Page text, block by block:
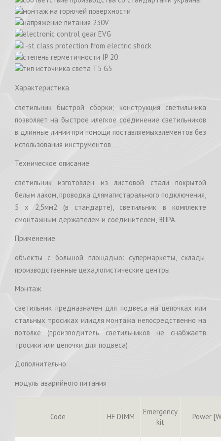
Характеристика
светильник быстрой сборки; конструкция светильника
позволяет на быстрое илегкое соединение светильников
в длинные линии при помощи поставляемыхэлементов без
использования инструментов
Техническое описание
светильник изготовлен из листовой стали покрытой
бeлым лаком, проводка длямагистарального подключения,
5 х 2,5мм2 (в стандарте), светильник в комплекте
смонтажным держателем и соединителем, ЭПРА
Применение
объекты с большой площадью: супермаркеты, склады,
производственные цеха,логистические центры
Монтаж
светильник предназначен для подвеса на цепочках или
стальных тросиках илидля монтажа непосредственно на
потолке (производитель светильников не снабжаетв
тросики или цепочки для подвеса)
Дополнительно
модуль аварийного питания
Code HF DIMM
Emergency
kit
Power